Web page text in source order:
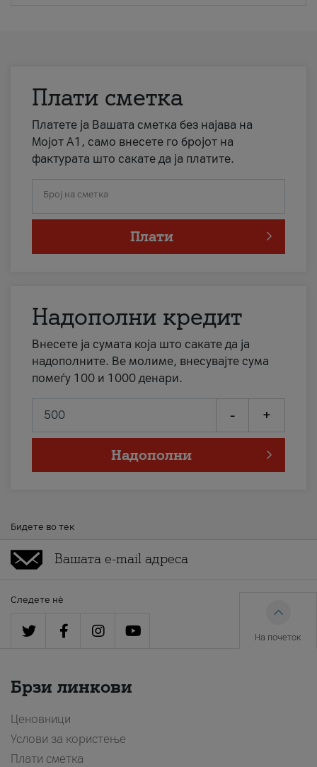
Плати сметка
Платете ја Вашата сметка без најава на
Мојот А1, само внесете го бројот на
фактурата што сакате да ја платите.
Број на сметка
Плати
Надополни кредит
Внесете ја сумата која што сакате да ја
надополните. Ве молиме, внесувајте сума
помеѓу 100 и 1000 денари.
- +
Надополни
Бидете во тек
Следете нè
На почеток
Брзи линкови
Ценовници
Услови за користење
Плати сметка